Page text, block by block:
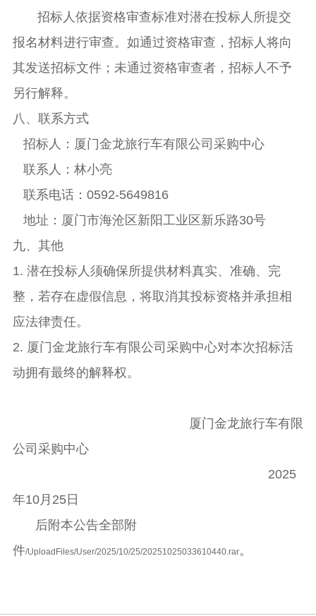
招标人依据资格审查标准对潜在投标人所提交
报名材料进行审查。如通过资格审查，招标人将向
其发送招标文件；未通过资格审查者，招标人不予
另行解释。
八、联系方式
招标人：厦门金龙旅行车有限公司采购中心
联系人：林小亮
联系电话：0592-5649816
地址：厦门市海沧区新阳工业区新乐路30号
九、其他
1. 潜在投标人须确保所提供材料真实、准确、完
整，若存在虚假信息，将取消其投标资格并承担相
应法律责任。
2. 厦门金龙旅行车有限公司采购中心对本次招标活
动拥有最终的解释权。
厦门金龙旅行车有限
公司采购中心
2025
年10月25日
后附本公告全部附
件/UploadFiles/User/2025/10/25/20251025033610440.rar。